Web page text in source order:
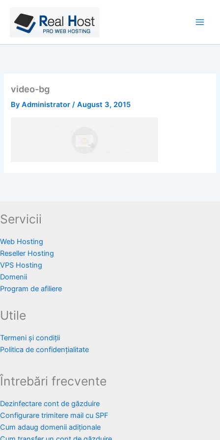
content
video-bg
ByAdministrator/August 3, 2015
Servicii
Web Hosting
Reseller Hosting
VPS Hosting
Domenii
Program de afiliere
Utile
Termeni și condiții
Politica de confidențialitate
Întrebări frecvente
Dezinfectare cont de găzduire
Configurare trimitere mail cu SPF
Cum adaug domenii adiționale